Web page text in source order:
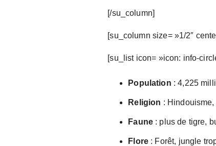
[/su_column]
[su_column size= »1/2″
[su_list icon= »icon: info-
Population : 4,225
Religion :
Faune : plus de tigre,
Flore : Forêt, jungle